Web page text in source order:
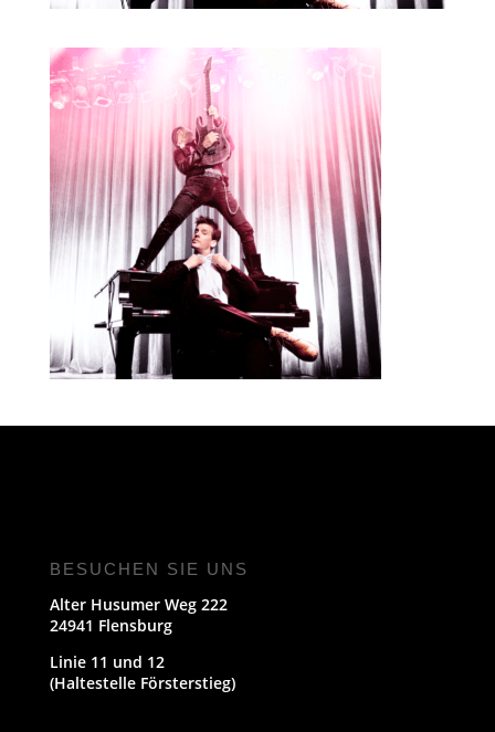
BESUCHEN SIE UNS
Alter Husumer Weg 222
24941 Flensburg
Linie 11 und 12
(Haltestelle Försterstieg)